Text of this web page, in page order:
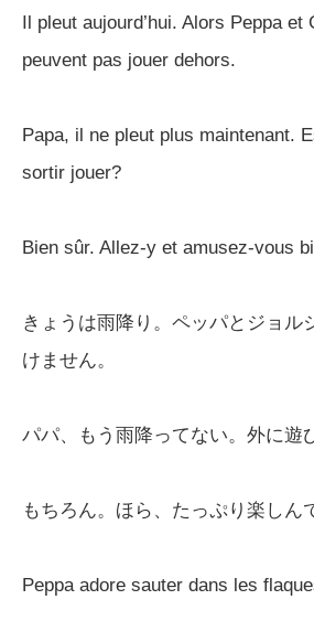
Il pleut aujourd’hui. Alors Peppa et
peuvent pas jouer dehors.
Papa, il ne pleut plus maintenant.
sortir jouer?
Bien sûr. Allez-y et amusez-vous
きょうは雨降り。ペッパとジョル
けません。
パパ、もう雨降ってない。外に遊
もちろん。ほら、たっぷり楽しん
Peppa adore sauter dans les